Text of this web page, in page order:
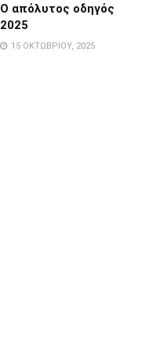
Ο απόλυτος οδηγός
2025
15 ΟΚΤΩΒΡΊΟΥ, 2025